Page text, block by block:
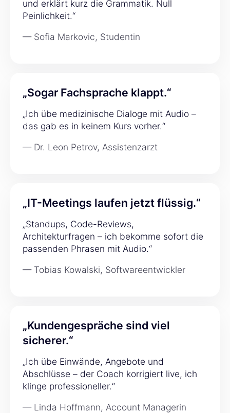
und erklärt kurz die Grammatik. Null
Peinlichkeit.“
— Sofia Markovic, Studentin
„Sogar Fachsprache klappt.“
„Ich übe medizinische Dialoge mit Audio –
das gab es in keinem Kurs vorher.“
— Dr. Leon Petrov, Assistenzarzt
„IT-Meetings laufen jetzt flüssig.“
„Standups, Code-Reviews,
Architekturfragen – ich bekomme sofort die
passenden Phrasen mit Audio.“
— Tobias Kowalski, Softwareentwickler
„Kundengespräche sind viel
sicherer.“
„Ich übe Einwände, Angebote und
Abschlüsse – der Coach korrigiert live, ich
klinge professioneller.“
— Linda Hoffmann, Account Managerin